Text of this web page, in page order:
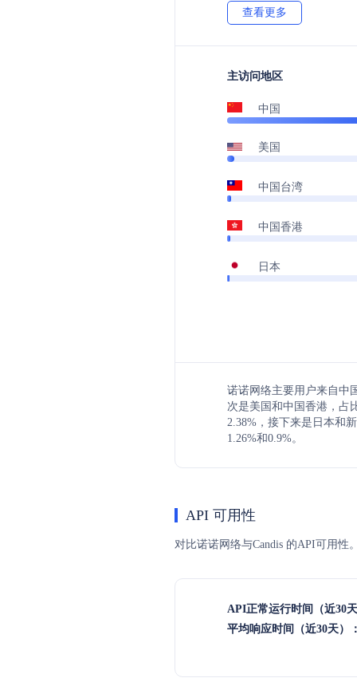
查看更多
主访问地区
中国
美国
中国台湾
中国香港
日本
诺诺网络主要用户来自中
次是美国和中国香港，占
2.38%，接下来是日本和
1.26%和0.9%。
API 可用性
对比诺诺网络与Candis 的API可用性
API正常运行时间（近30
平均响应时间（近30天）